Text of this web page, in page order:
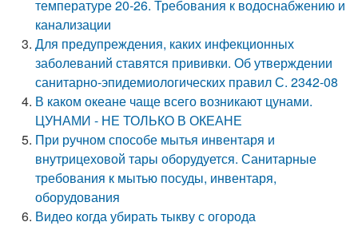
температуре 20-26. Требования к водоснабжению и
канализации
Для предупреждения, каких инфекционных
заболеваний ставятся прививки. Об утверждении
санитарно-эпидемиологических правил С. 2342-08
В каком океане чаще всего возникают цунами.
ЦУНАМИ - НЕ ТОЛЬКО В ОКЕАНЕ
При ручном способе мытья инвентаря и
внутрицеховой тары оборудуется. Санитарные
требования к мытью посуды, инвентаря,
оборудования
Видео когда убирать тыкву с огорода